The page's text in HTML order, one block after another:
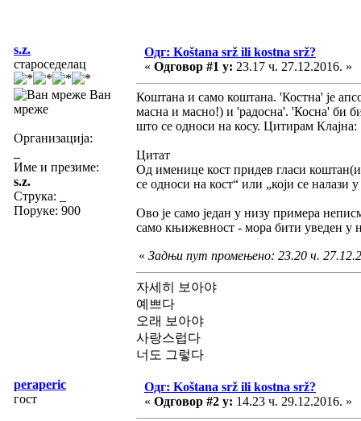
s.z.
староседелац
Ван
мреже
Организација:
Име и презиме:
s.z.
Струка:
Поруке: 900
Одг: Koštana srž ili kostna srž?
« Одговор #1 у: 23.17 ч. 27.12.2016. »
Коштана и само коштана. 'Костна' је
масна и масно!) и 'радосна'. 'Косна' би
што се односи на косу. Цитирам Клајна:
Цитат
Од именице кост придев гласи
се односи на кост“ или „који се налази
Ово је само један у низу примера
само књижевност - мора бити уведен у
« Задњи пут промењено: 23.20 ч.
자세히 보아야
예쁘다
오래 보아야
사랑스럽다
너도 그렇다
peraperic
гост
Одг: Koštana srž ili kostna srž?
« Одговор #2 у: 14.23 ч. 29.12.2016. »